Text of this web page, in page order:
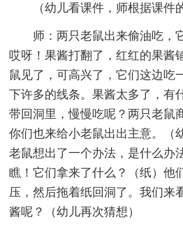
（幼儿看课件，师根据课件
师：两只老鼠出来偷油吃，
哎呀！果酱打翻了，红红的果酱
鼠见了，可高兴了，它们这边吃
下许多的线条。果酱太多了，有
带回洞里，慢慢吃呢？两只老鼠
你们也来给小老鼠出出主意。（
老鼠想出了一个办法，是什么办
瞧！它们拿来了什么？（纸）他
压，然后拖着纸回洞了。我们来
酱呢？（幼儿再次猜想）